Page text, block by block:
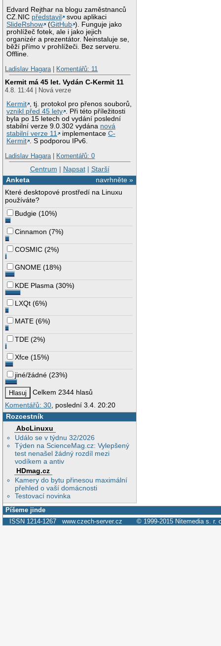
Edvard Rejthar na blogu zaměstnanců
CZ.NIC představil
svou aplikaci
SlideRshow
(GitHub ). Funguje jako
prohlížeč fotek, ale i jako jejich
organizér a prezentátor. Neinstaluje se,
běží přímo v prohlížeči. Bez serveru.
Offline.
Ladislav Hagara| Komentářů: 11
Kermit má 45 let. Vydán C-Kermit 11
4.8. 11:44 | Nová verze
Kermit , tj. protokol pro přenos souborů,
vznikl před 45 lety . Při této příležitosti
byla po 15 letech od vydání poslední
stabilní verze 9.0.302 vydána nová
stabilní verze 11
implementaceC-
Kermit . S podporou IPv6.
Ladislav Hagara| Komentářů: 0
Centrum | Napsat| Starší
navrhněte »
Anketa
Které desktopové prostředí na Linuxu
používáte?
Budgie (10%)
Cinnamon (7%)
COSMIC (2%)
GNOME (18%)
KDE Plasma (30%)
LXQt (6%)
MATE (6%)
TDE (2%)
Xfce (15%)
jiné/žádné (23%)
Celkem 2344 hlasů
Komentářů: 30 , poslední 3.4. 20:20
Rozcestník
AbcLinuxu
Událo se v týdnu 32/2026
Týden na ScienceMag.cz: Vylepšený
test nenašel žádný rozdíl mezi
vodíkem a antiv
HDmag.cz
Kamery do bytu přinesou maximální
přehled o vaší domácnosti
Testovací novinka
Píšeme jinde
ISSN 1214-1267 www.czech-server.cz © 1999-2015 Nitemedia s. r.